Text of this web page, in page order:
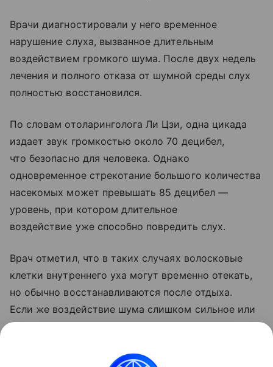
Врачи диагностировали у него временное
нарушение слуха, вызванное длительным
воздействием громкого шума. После двух недель
лечения и полного отказа от шумной среды слух
полностью восстановился.
По словам отоларинголога Ли Цзи, одна цикада
издает звук громкостью около 70 децибел,
что безопасно для человека. Однако
одновременное стрекотание большого количества
насекомых может превышать 85 децибел —
уровень, при котором длительное
воздействие уже способно повредить слух.
Врач отметил, что в таких случаях волосковые
клетки внутреннего уха могут временно отекать,
но обычно восстанавливаются после отдыха.
Если же воздействие шума слишком сильное или
длительное, повреждения могут стать